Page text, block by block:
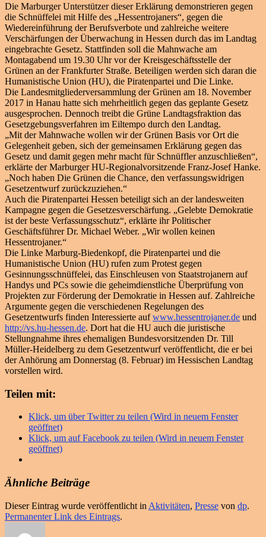
Die Marburger Unterstützer dieser Erklärung demonstrieren gegen
die Schnüffelei mit Hilfe des „Hessentrojaners“, gegen die
Wiedereinführung der Berufsverbote und zahlreiche weitere
Verschärfungen der Überwachung in Hessen durch das im Landtag
eingebrachte Gesetz. Stattfinden soll die Mahnwache am
Montagabend um 19.30 Uhr vor der Kreisgeschäftsstelle der
Grünen an der Frankfurter Straße. Beteiligen werden sich daran die
Humanistische Union (HU), die Piratenpartei und Die Linke.
Die Landesmitgliederversammlung der Grünen am 18. November
2017 in Hanau hatte sich mehrheitlich gegen das geplante Gesetz
ausgesprochen. Dennoch treibt die Grüne Landtagsfraktion das
Gesetzgebungsverfahren im Eiltempo durch den Landtag.
„Mit der Mahnwache wollen wir der Grünen Basis vor Ort die
Gelegenheit geben, sich der gemeinsamen Erklärung gegen das
Gesetz und damit gegen mehr macht für Schnüffler anzuschließen“,
erklärte der Marburger HU-Regionalvorsitzende Franz-Josef Hanke.
„Noch haben Die Grünen die Chance, den verfassungswidrigen
Gesetzentwurf zurückzuziehen.“
Auch die Piratenpartei Hessen beteiligt sich an der landesweiten
Kampagne gegen die Gesetzesverschärfung. „Gelebte Demokratie
ist der beste Verfassungsschutz“, erklärte ihr Politischer
Geschäftsführer Dr. Michael Weber. „Wir wollen keinen
Hessentrojaner.“
Die Linke Marburg-Biedenkopf, die Piratenpartei und die
Humanistische Union (HU) rufen zum Protest gegen
Gesinnungsschnüffelei, das Einschleusen von Staatstrojanern auf
Handys und PCs sowie die geheimdienstliche Überprüfung von
Projekten zur Förderung der Demokratie in Hessen auf. Zahlreiche
Argumente gegen die verschiedenen Regelungen des
Gesetzentwurfs finden Interessierte aufwww.hessentrojaner.de und
http://vs.hu-hessen.de. Dort hat die HU auch die juristische
Stellungnahme ihres ehemaligen Bundesvorsitzenden Dr. Till
Müller-Heidelberg zu dem Gesetzentwurf veröffentlicht, die er bei
der Anhörung am Donnerstag (8. Februar) im Hessischen Landtag
vorstellen wird.
Teilen mit:
Klick, um über Twitter zu teilen (Wird in neuem Fenster
geöffnet)
Klick, um auf Facebook zu teilen (Wird in neuem Fenster
geöffnet)
Ähnliche Beiträge
Dieser Eintrag wurde veröffentlicht in Aktivitäten, Presse von dp.
Permanenter Link des Eintrags.